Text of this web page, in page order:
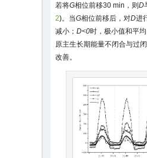
若将G相位前移30 min，则 D
2)。当G相位前移后，对D进
减小； D<0时，极小值和平
原主生长期能量不闭合与过
改善。